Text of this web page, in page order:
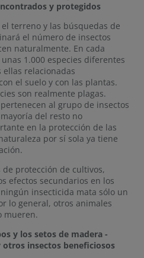
y protegidos
terreno y las búsquedas de
el número de insectos
naturalmente. En cada
1.000 especies diferentes
ellas relacionadas
el suelo y con las plantas.
son realmente plagas.
al grupo de insectos
del resto no
en la protección de las
por sí sola ya tiene
protección de cultivos,
efectos secundarios en los
insecticida mata sólo un
lo general, otros animales
mueren.
y los setos de madera -
insectos beneficiosos